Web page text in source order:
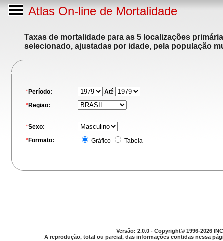
Atlas On-line de Mortalidade
Taxas de mortalidade para as 5 localizações
selecionado, ajustadas por idade, pela população
*Período:
Até
*Regiao:
*Sexo:
*Formato: Gráfico Tabela
Versão: 2.0.0 - Copyright© 1996-2026
A reprodução, total ou parcial, das informações contidas nessa